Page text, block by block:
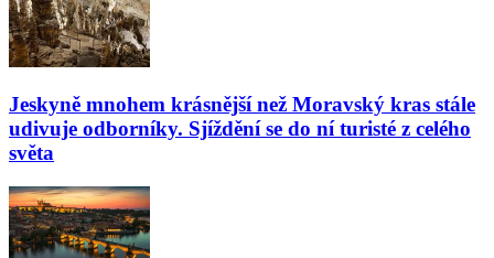
Jeskyně mnohem krásnější než Moravský kras stále
udivuje odborníky. Sjíždění se do ní turisté z celého
světa